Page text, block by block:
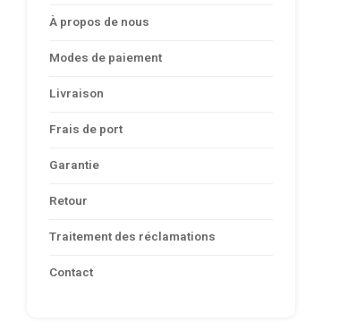
À propos de nous
Modes de paiement
Livraison
Frais de port
Garantie
Retour
Traitement des réclamations
Contact